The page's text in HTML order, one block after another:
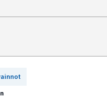
vajaan asteen